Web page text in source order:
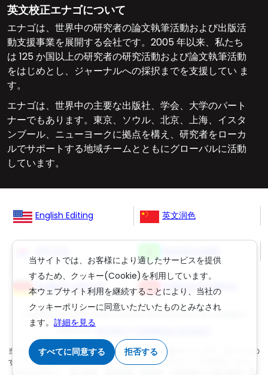
当サイトでは、お客様により適したサービスを提供
するため、クッキー(Cookie)を利用しています。
本ウェブサイト利用を継続することにより、当社の
クッキーポリシーに同意いただいたものとみなされ
ます。 詳細を見る
すべてに同意する 拒否する
英文校正エナゴについて
エナゴは、世界中の研究者の論文執筆活動および出版活
動支援事業を展開する会社です。2005 年以来、私たち
は 125 か国以上の研究者の研究活動および論文執筆活動
をはじめとし、ジャーナルへの採択までを支援してい ま
す。
エナゴは、世界中の主要な出版社、学会、大学のパート
ナーでもあります。東京、ソウル、北京、上海、イスタ
ンブール、ニューヨークに拠点を構え、研究者をローカ
ルでサポートする地域チームとともにグローバルに活動
しています。
English Editing 英文润色
Englisch Lektorat ingilizce düzeltme
Copyright © 2006- 2026 Crimson Interactive Pvt. Ltd. All Rights
Reserved.
当ウェブサイトのコンテンツは著作権法により保護されています。当サイトの
すべての権限は運営会社であるクリムゾンインタラクティブが保有しており、
当社の許可なく、電子媒体、磁気媒体、紙媒体、光学媒体その他の媒体に複